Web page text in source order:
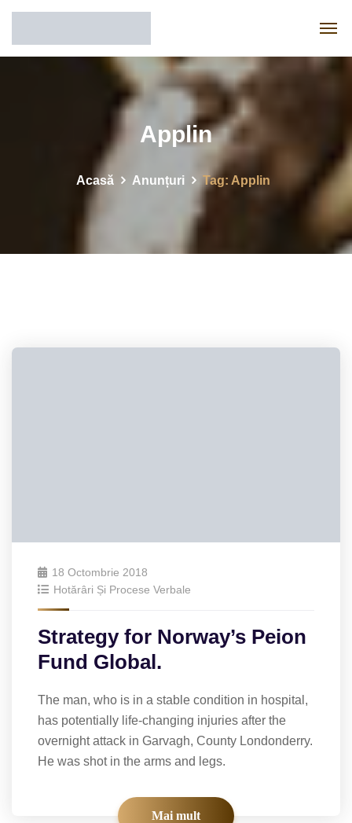
Applin
Acasă Anunțuri Tag: Applin
18 Octombrie 2018
Hotărâri Și Procese Verbale
Strategy for Norway’s Peion
Fund Global.
The man, who is in a stable condition in hospital,
has potentially life-changing injuries after the
overnight attack in Garvagh, County Londonderry.
He was shot in the arms and legs.
Mai mult